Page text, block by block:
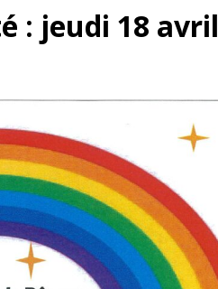
: jeudi 18 avril